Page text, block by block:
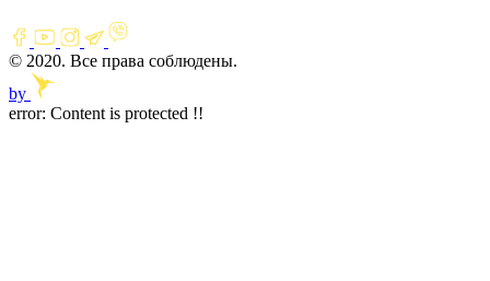
© 2020. Все права соблюдены.
by
error: Content is protected !!